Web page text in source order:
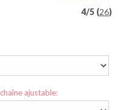
4/5 (26)
chaîne ajustable: